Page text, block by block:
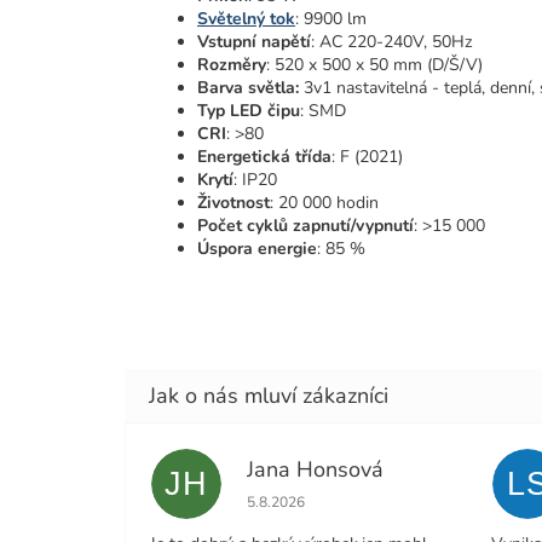
Světelný tok: 9900 lm
Vstupní napětí: AC 220-240V, 50Hz
Rozměry: 520 x 500 x 50 mm (D/Š/V)
Barva světla: 3v1 nastavitelná - teplá, denní,
Typ LED čipu: SMD
CRI: >80
Energetická třída: F (2021)
Krytí: IP20
Životnost: 20 000 hodin
Počet cyklů zapnutí/vypnutí: >15 000
Úspora energie: 85 %
JH Jana Honsová
Hodnocení obchodu je 5 z 5 hvězdiček.
5.8.2026